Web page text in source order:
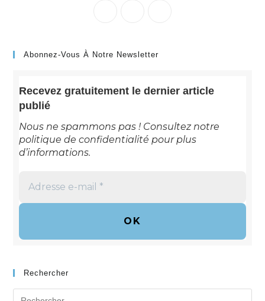
Abonnez-Vous À Notre Newsletter
Recevez gratuitement le dernier article
publié
Nous ne spammons pas ! Consultez notre
politique de confidentialité pour plus
d’informations.
mail
Rechercher
Search